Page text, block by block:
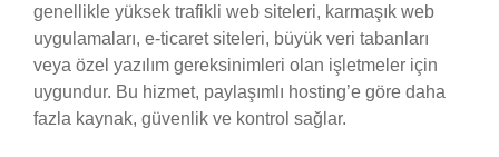
genellikle yüksek trafikli web siteleri, karmaşık web
uygulamaları, e-ticaret siteleri, büyük veri tabanları
veya özel yazılım gereksinimleri olan işletmeler için
uygundur. Bu hizmet, paylaşımlı hosting’e göre daha
fazla kaynak, güvenlik ve kontrol sağlar.